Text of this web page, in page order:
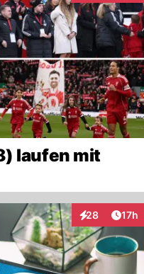
laufen mit
28
Interaktionen
17h